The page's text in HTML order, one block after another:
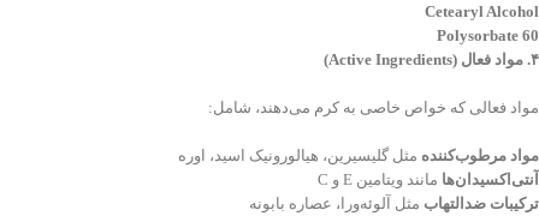
Cetearyl Alcohol
Polysorbate 60
۴. مواد فعال (Active Ingredients)
مواد فعالی که خواص خاصی به کرم می‌دهند، شامل:
مواد مرطوب‌کننده مثل گلیسیرین، هیالورونیک اسید، اوره
آنتی‌اکسیدان‌ها مانند ویتامین E و C
ترکیبات ضدالتهاب مثل آلوئه‌ورا، عصاره بابونه